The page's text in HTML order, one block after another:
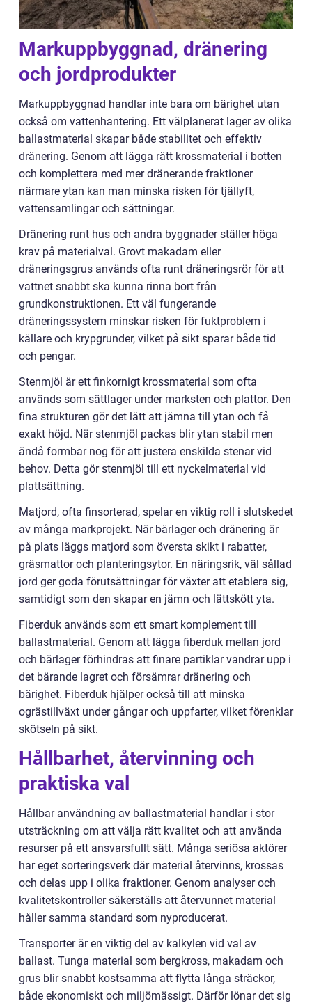
Markuppbyggnad, dränering
och jordprodukter
Markuppbyggnad handlar inte bara om bärighet utan
också om vattenhantering. Ett välplanerat lager av olika
ballastmaterial skapar både stabilitet och effektiv
dränering. Genom att lägga rätt krossmaterial i botten
och komplettera med mer dränerande fraktioner
närmare ytan kan man minska risken för tjällyft,
vattensamlingar och sättningar.
Dränering runt hus och andra byggnader ställer höga
krav på materialval. Grovt makadam eller
dräneringsgrus används ofta runt dräneringsrör för att
vattnet snabbt ska kunna rinna bort från
grundkonstruktionen. Ett väl fungerande
dräneringssystem minskar risken för fuktproblem i
källare och krypgrunder, vilket på sikt sparar både tid
och pengar.
Stenmjöl är ett finkornigt krossmaterial som ofta
används som sättlager under marksten och plattor. Den
fina strukturen gör det lätt att jämna till ytan och få
exakt höjd. När stenmjöl packas blir ytan stabil men
ändå formbar nog för att justera enskilda stenar vid
behov. Detta gör stenmjöl till ett nyckelmaterial vid
plattsättning.
Matjord, ofta finsorterad, spelar en viktig roll i slutskedet
av många markprojekt. När bärlager och dränering är
på plats läggs matjord som översta skikt i rabatter,
gräsmattor och planteringsytor. En näringsrik, väl sållad
jord ger goda förutsättningar för växter att etablera sig,
samtidigt som den skapar en jämn och lättskött yta.
Fiberduk används som ett smart komplement till
ballastmaterial. Genom att lägga fiberduk mellan jord
och bärlager förhindras att finare partiklar vandrar upp i
det bärande lagret och försämrar dränering och
bärighet. Fiberduk hjälper också till att minska
ogrästillväxt under gångar och uppfarter, vilket förenklar
skötseln på sikt.
Hållbarhet, återvinning och
praktiska val
Hållbar användning av ballastmaterial handlar i stor
utsträckning om att välja rätt kvalitet och att använda
resurser på ett ansvarsfullt sätt. Många seriösa aktörer
har eget sorteringsverk där material återvinns, krossas
och delas upp i olika fraktioner. Genom analyser och
kvalitetskontroller säkerställs att återvunnet material
håller samma standard som nyproducerat.
Transporter är en viktig del av kalkylen vid val av
ballast. Tunga material som bergkross, makadam och
grus blir snabbt kostsamma att flytta långa sträckor,
både ekonomiskt och miljömässigt. Därför lönar det sig